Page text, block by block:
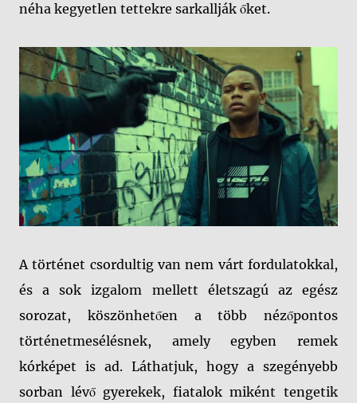
néha kegyetlen tettekre sarkallják őket.
A történet csordultig van nem várt fordulatokkal,
és a sok izgalom mellett életszagú az egész
sorozat, köszönhetően a több nézőpontos
történetmesélésnek, amely egyben remek
kórképet is ad. Láthatjuk, hogy a szegényebb
sorban lévő gyerekek, fiatalok miként tengetik